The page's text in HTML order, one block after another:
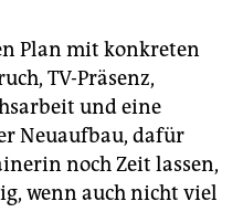
Plan mit konkreten
TV-Präsenz,
und eine
Neuaufbau, dafür
noch Zeit lassen,
wenn auch nicht viel